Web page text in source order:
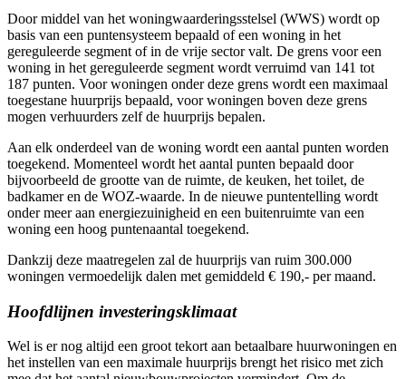
Door middel van het woningwaarderingsstelsel (WWS) wordt op
basis van een puntensysteem bepaald of een woning in het
gereguleerde segment of in de vrije sector valt. De grens voor een
woning in het gereguleerde segment wordt verruimd van 141 tot
187 punten. Voor woningen onder deze grens wordt een maximaal
toegestane huurprijs bepaald, voor woningen boven deze grens
mogen verhuurders zelf de huurprijs bepalen.
Aan elk onderdeel van de woning wordt een aantal punten worden
toegekend. Momenteel wordt het aantal punten bepaald door
bijvoorbeeld de grootte van de ruimte, de keuken, het toilet, de
badkamer en de WOZ-waarde. In de nieuwe puntentelling wordt
onder meer aan energiezuinigheid en een buitenruimte van een
woning een hoog puntenaantal toegekend.
Dankzij deze maatregelen zal de huurprijs van ruim 300.000
woningen vermoedelijk dalen met gemiddeld € 190,- per maand.
Hoofdlijnen investeringsklimaat
Wel is er nog altijd een groot tekort aan betaalbare huurwoningen en
het instellen van een maximale huurprijs brengt het risico met zich